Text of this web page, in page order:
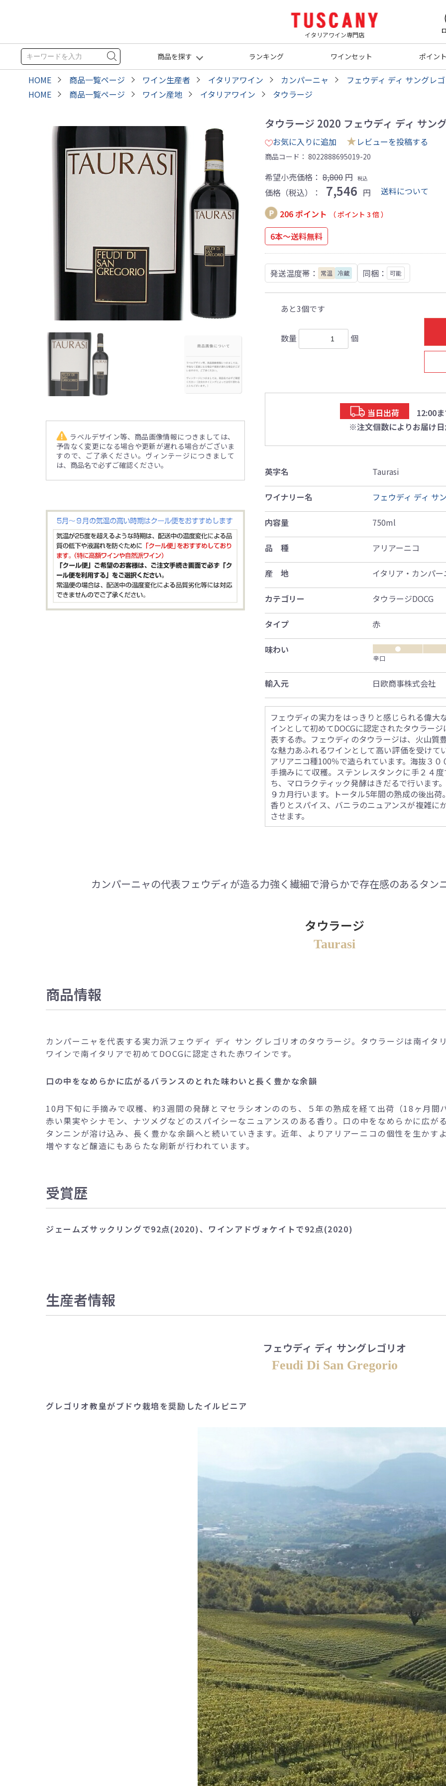
イタリアワイン専門店
商品を探す ランキング ワインセット ポイン
HOME 商品一覧ページ ワイン生産者 イタリアワイン カンパーニャ
フェウディ ディ サングレ
HOME
商品一覧ページ ワイン産地 イタリアワイン タウラージ
ラベルデザイン等、商品画像情報につきましては、
予告なく変更になる場合や更新が遅れる場合がございま
すので、ご了承ください。ヴィンテージにつきまして
は、商品名で必ずご確認ください。
タウラージ 2020 フェウディ ディ サン
お気に入りに追加 ★レビューを投稿する
商品コード： 8022888695019-20
希望小売価格： 8,800 円 税込
価格（税込）： 7,546 円
送料について
206 ポイント
（ ポイント 3 倍 ）
6本～送料無料
発送温度帯： 常温 冷蔵 同梱： 可能
あと3個です
数量 個
当日出荷
12:00
※注文個数によりお届け日
英字名 Taurasi
ワイナリー名 フェウディ ディ サ
内容量 750ml
品 種 アリアーニコ
産 地 イタリア・カンパー
カテゴリー タウラージDOCG
タイプ 赤
味わい
●
辛口
輸入元 日欧商事株式会社
フェウディの実力をはっきりと感じられる偉
インとして初めてDOCGに認定されたタウラー
表する赤。フェウディのタウラージは、火山
な魅力あふれるワインとして高い評価を受けて
アリアニコ種100％で造られています。海抜３
手摘みにて収穫。ステンレスタンクに手２４
ち、マロラクティック発酵はきだるで行いま
９カ月行います。トータル5年間の熟成の後出
香りとスパイス、バニラのニュアンスが複雑に
させます。
カンパーニャの代表フェウディが造る力強く繊細で滑らかで存在感のあるタン
タウラージ
Taurasi
商品情報
カンパーニャを代表する実力派フェウディ ディ サン グレゴリオのタウラージ。タウラージは南イタ
ワインで南イタリアで初めてDOCGに認定された赤ワインです。
口の中をなめらかに広がるバランスのとれた味わいと長く豊かな余韻
10月下旬に手摘みで収穫、約3週間の発酵とマセラシオンののち、５年の熟成を経て出荷（18ヶ月間
赤い果実やシナモン、ナツメグなどのスパイシーなニュアンスのある香り。口の中をなめらかに広が
タンニンが溶け込み、長く豊かな余韻へと続いていきます。近年、よりアリアーニコの個性を生かす
増やすなど醸造にもあらたな刷新が行われています。
受賞歴
ジェームズサックリングで92点(2020)、ワインアドヴォケイトで92点(2020)
生産者情報
フェウディ ディ サングレゴリオ
Feudi Di San Gregorio
グレゴリオ教皇がブドウ栽培を奨励したイルピニア